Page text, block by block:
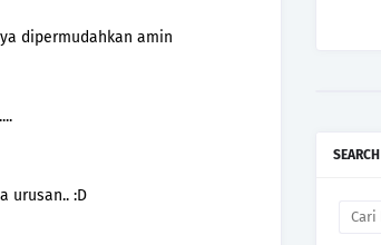
dipermudahkan amin
urusan.. :D